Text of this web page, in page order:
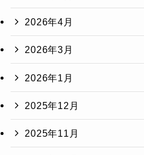
2026年4月
2026年3月
2026年1月
2025年12月
2025年11月